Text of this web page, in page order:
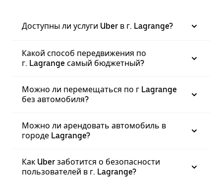
Доступны ли услуги Uber в г. Lagrange?
Какой способ передвижения по
г. Lagrange самый бюджетный?
Можно ли перемещаться по г Lagrange
без автомобиля?
Можно ли арендовать автомобиль в
городе Lagrange?
Как Uber заботится о безопасности
пользователей в г. Lagrange?